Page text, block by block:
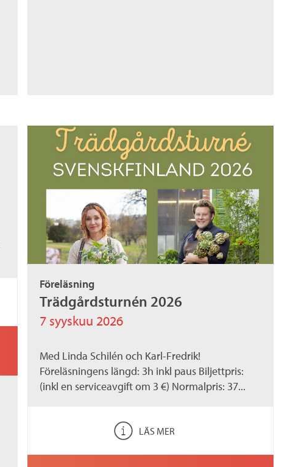
Föreläsning
Trädgårdsturnén 2026
7 syyskuu 2026
Med Linda Schilén och Karl-Fredrik!
Föreläsningens längd: 3h inkl paus Biljettpris:
(inkl en serviceavgift om 3 €) Normalpris: 37...
LÄS MER